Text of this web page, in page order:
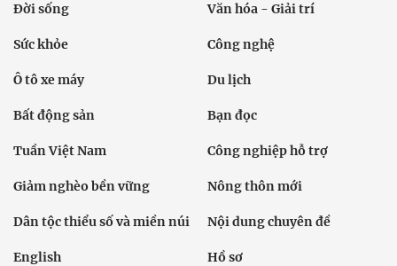
Đời sống Văn hóa - Giải trí
Sức khỏe Công nghệ
Ô tô xe máy Du lịch
Bất động sản Bạn đọc
Tuần Việt Nam Công nghiệp hỗ trợ
Giảm nghèo bền vững Nông thôn mới
Dân tộc thiểu số và miền núi Nội dung chuyên đề
English Hồ sơ